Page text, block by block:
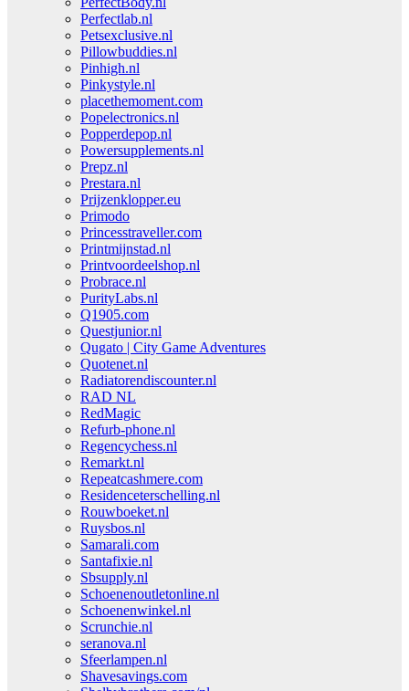
Perfectlab.nl
Petsexclusive.nl
Pillowbuddies.nl
Pinhigh.nl
Pinkystyle.nl
placethemoment.com
Popelectronics.nl
Popperdepop.nl
Powersupplements.nl
Prepz.nl
Prestara.nl
Prijzenklopper.eu
Primodo
Princesstraveller.com
Printmijnstad.nl
Printvoordeelshop.nl
Probrace.nl
PurityLabs.nl
Q1905.com
Questjunior.nl
Qugato | City Game Adventures
Quotenet.nl
Radiatorendiscounter.nl
RAD NL
RedMagic
Refurb-phone.nl
Regencychess.nl
Remarkt.nl
Repeatcashmere.com
Residenceterschelling.nl
Rouwboeket.nl
Ruysbos.nl
Samarali.com
Santafixie.nl
Sbsupply.nl
Schoenenoutletonline.nl
Schoenenwinkel.nl
Scrunchie.nl
seranova.nl
Sfeerlampen.nl
Shavesavings.com